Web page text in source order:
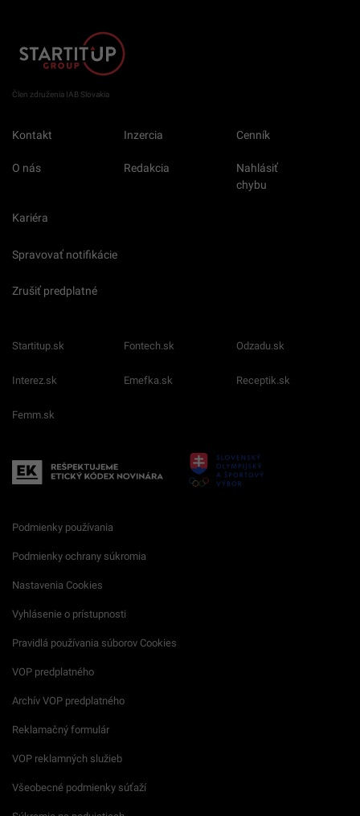
Člen združenia IAB Slovakia
Kontakt Inzercia Cenník
O nás Redakcia
Nahlásiť
chybu
Kariéra
Spravovať notifikácie
Zrušiť predplatné
Startitup.sk Fontech.sk Odzadu.sk
Interez.sk Emefka.sk Receptik.sk
Femm.sk
Podmienky používania
Podmienky ochrany súkromia
Nastavenia Cookies
Vyhlásenie o prístupnosti
Pravidlá používania súborov Cookies
VOP predplatného
Archív VOP predplatného
Reklamačný formulár
VOP reklamných služieb
Všeobecné podmienky súťaží